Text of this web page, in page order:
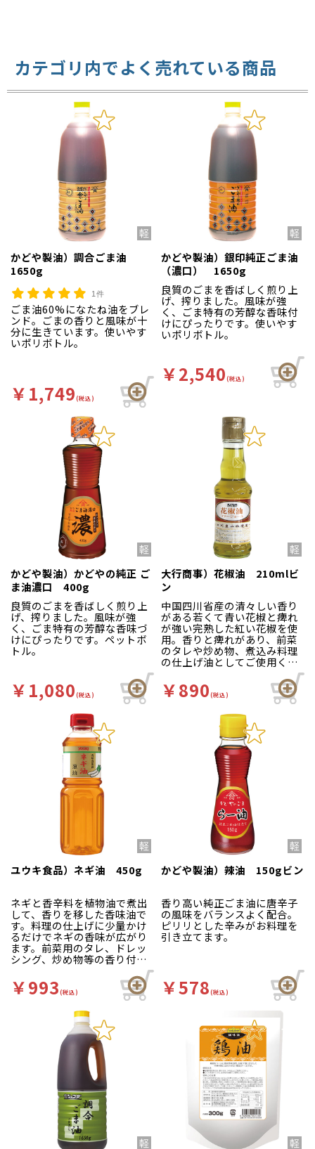
カテゴリ内でよく売れている商品
かどや製油）調合ごま油
1650g
1件
ごま油60%になたね油をブレ
ンド。ごまの香りと風味が十
分に生きています。使いやす
いポリボトル。
￥1,749(税込)
かどや製油）銀印純正ごま油
（濃口） 1650g
良質のごまを香ばしく煎り上
げ、搾りました。風味が強
く、ごま特有の芳醇な香味付
けにぴったりです。使いやす
いポリボトル。
￥2,540(税込)
かどや製油）かどやの純正 ご
ま油濃口 400g
良質のごまを香ばしく煎り上
げ、搾りました。風味が強
く、ごま特有の芳醇な香味づ
けにぴったりです。ペットボ
トル。
￥1,080(税込)
大行商事）花椒油 210mlビ
ン
中国四川省産の清々しい香り
がある若くて青い花椒と痺れ
が強い完熟した紅い花椒を使
用。香りと痺れがあり、前菜
のタレや炒め物、煮込み料理
の仕上げ油としてご使用くだ
さい。濾過もしっかり行って
いるため、エグ味もなく透明
感のある綺麗な色に仕上がっ
￥890(税込)
ユウキ食品）ネギ油 450g
ネギと香辛料を植物油で煮出
して、香りを移した香味油で
す。料理の仕上げに少量かけ
るだけでネギの香味が広がり
ます。前菜用のタレ、ドレッ
シング、炒め物等の香り付け
の他、ラーメンのかくし味と
してもお使いください。
￥993(税込)
かどや製油）辣油 150gビン
香り高い純正ごま油に唐辛子
の風味をバランスよく配合。
ピリリとした辛みがお料理を
引き立てます。
￥578(税込)